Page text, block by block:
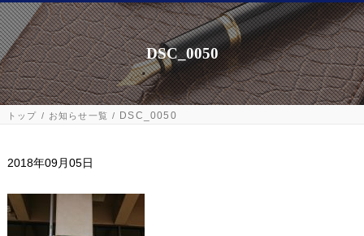
DSC_0050
トップ お知らせ一覧 DSC_0050
2018年09月05日